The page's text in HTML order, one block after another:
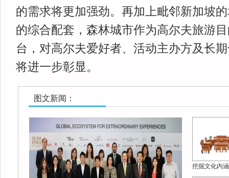
的需求将更加强劲。再加上毗邻新加坡
的综合配套，森林城市作为高尔夫旅游
台，对高尔夫爱好者、活动主办方及长
将进一步彰显。
图文新闻：
挖掘文化内